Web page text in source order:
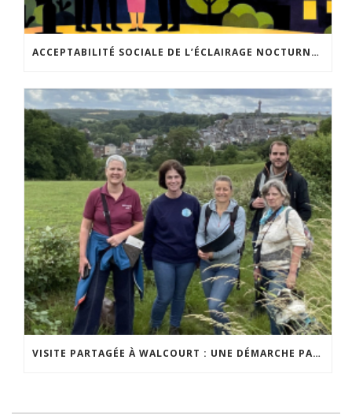
ACCEPTABILITÉ SOCIALE DE L’ÉCLAIRAGE NOCTURNE : LE REPLAY EST DISPONIBLE
VISITE PARTAGÉE À WALCOURT : UNE DÉMARCHE PARTICIPATIVE ANIMÉE PAR ESPACE ENVIRONNEMENT